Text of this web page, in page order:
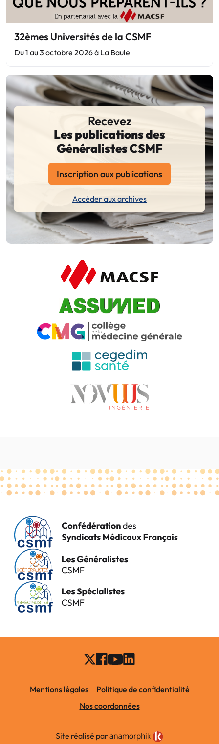
32èmes Universités de la CSMF
Du 1 au 3 octobre 2026 à La Baule
Recevez
Les publications des
Généralistes CSMF
Inscription aux publications
Accéder aux archives
Mentions légales
Politique de confidentialité
Nos coordonnées
Site réalisé par